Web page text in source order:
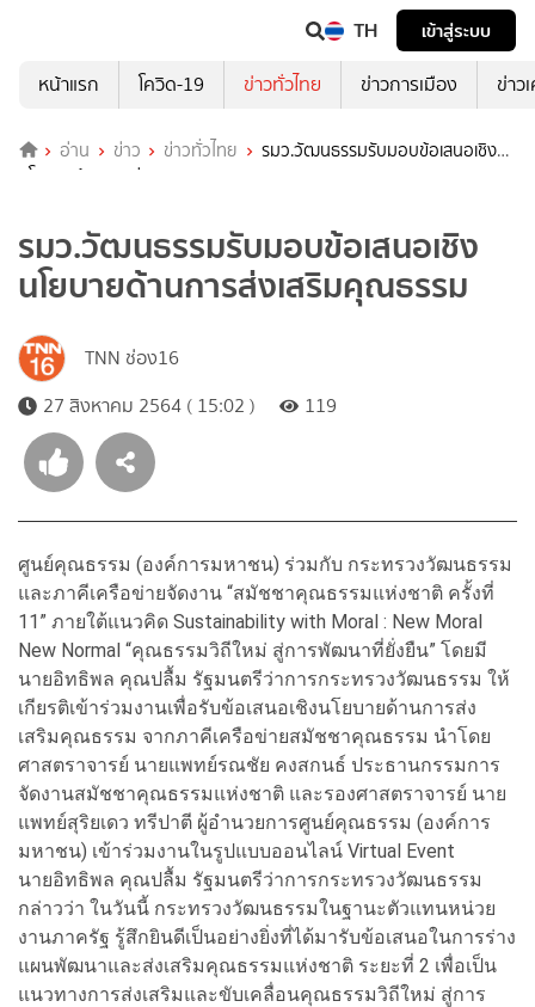
TH
เข้าสู่ระบบ
หน้าแรก
โควิด-19 ข่าวทั่วไทย ข่าวการเมือง ข่าว
อ่าน ข่าว ข่าวทั่วไทย
รมว.วัฒนธรรมรับมอบข้อเสนอเชิง
นโยบายด้านการส่งเสริมคุณธรรม
รมว.วัฒนธรรมรับมอบข้อเสนอเชิง
นโยบายด้านการส่งเสริมคุณธรรม
TNN ช่อง16
27 สิงหาคม 2564 ( 15:02 )
119
ศูนย์คุณธรรม (องค์การมหาชน) ร่วมกับ กระทรวงวัฒนธรรม
และภาคีเครือข่ายจัดงาน “สมัชชาคุณธรรมแห่งชาติ ครั้งที่
11” ภายใต้แนวคิด Sustainability with Moral : New Moral
New Normal “คุณธรรมวิถีใหม่ สู่การพัฒนาที่ยั่งยืน” โดยมี
นายอิทธิพล คุณปลื้ม รัฐมนตรีว่าการกระทรวงวัฒนธรรม ให้
เกียรติเข้าร่วมงานเพื่อรับข้อเสนอเชิงนโยบายด้านการส่ง
เสริมคุณธรรม จากภาคีเครือข่ายสมัชชาคุณธรรม นำโดย
ศาสตราจารย์ นายแพทย์รณชัย คงสกนธ์ ประธานกรรมการ
จัดงานสมัชชาคุณธรรมแห่งชาติ และรองศาสตราจารย์ นาย
แพทย์สุริยเดว ทรีปาตี ผู้อำนวยการศูนย์คุณธรรม (องค์การ
มหาชน) เข้าร่วมงานในรูปแบบออนไลน์ Virtual Event
นายอิทธิพล คุณปลื้ม รัฐมนตรีว่าการกระทรวงวัฒนธรรม
กล่าวว่า ในวันนี้ กระทรวงวัฒนธรรมในฐานะตัวแทนหน่วย
งานภาครัฐ รู้สึกยินดีเป็นอย่างยิ่งที่ได้มารับข้อเสนอในการร่าง
แผนพัฒนาและส่งเสริมคุณธรรมแห่งชาติ ระยะที่ 2 เพื่อเป็น
แนวทางการส่งเสริมและขับเคลื่อนคุณธรรมวิถีใหม่ สู่การ